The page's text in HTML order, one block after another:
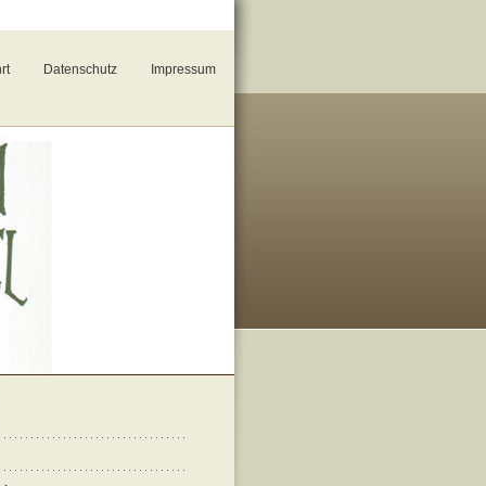
Datenschutz Impressum